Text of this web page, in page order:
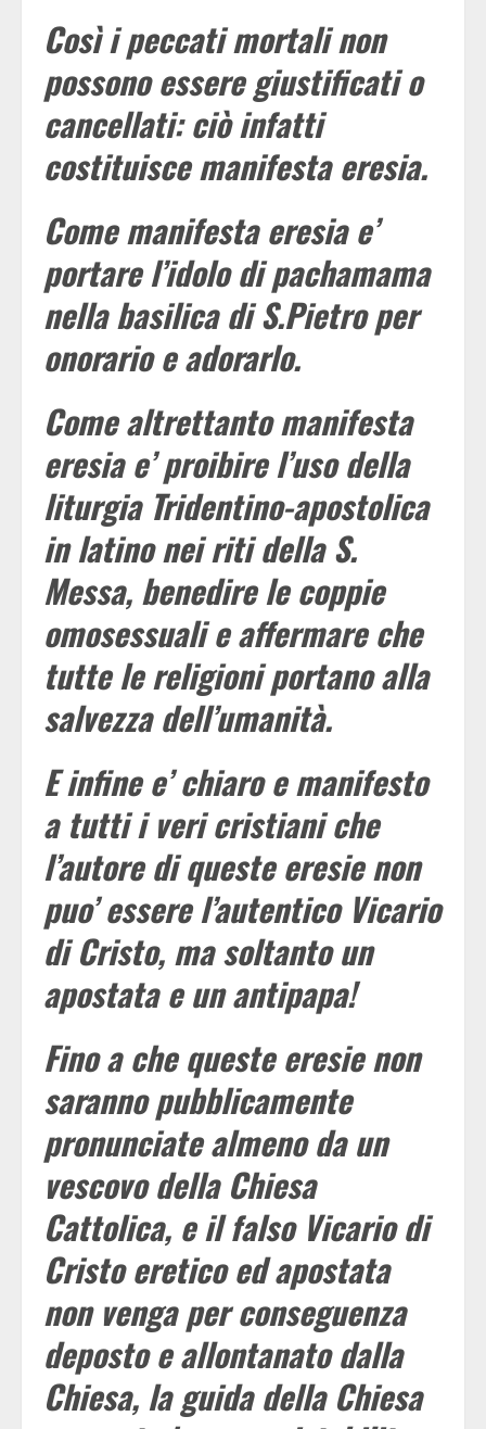
Così i peccati mortali non
possono essere giustificati o
cancellati: ciò infatti
costituisce manifesta eresia.
Come manifesta eresia e’
portare l’idolo di pachamama
nella basilica di S.Pietro per
onorario e adorarlo.
Come altrettanto manifesta
eresia e’ proibire l’uso della
liturgia Tridentino-apostolica
in latino nei riti della S.
Messa, benedire le coppie
omosessuali e affermare che
tutte le religioni portano alla
salvezza dell’umanità.
E infine e’ chiaro e manifesto
a tutti i veri cristiani che
l’autore di queste eresie non
puo’ essere l’autentico Vicario
di Cristo, ma soltanto un
apostata e un antipapa!
Fino a che queste eresie non
saranno pubblicamente
pronunciate almeno da un
vescovo della Chiesa
Cattolica, e il falso Vicario di
Cristo eretico ed apostata
non venga per conseguenza
deposto e allontanato dalla
Chiesa, la guida della Chiesa